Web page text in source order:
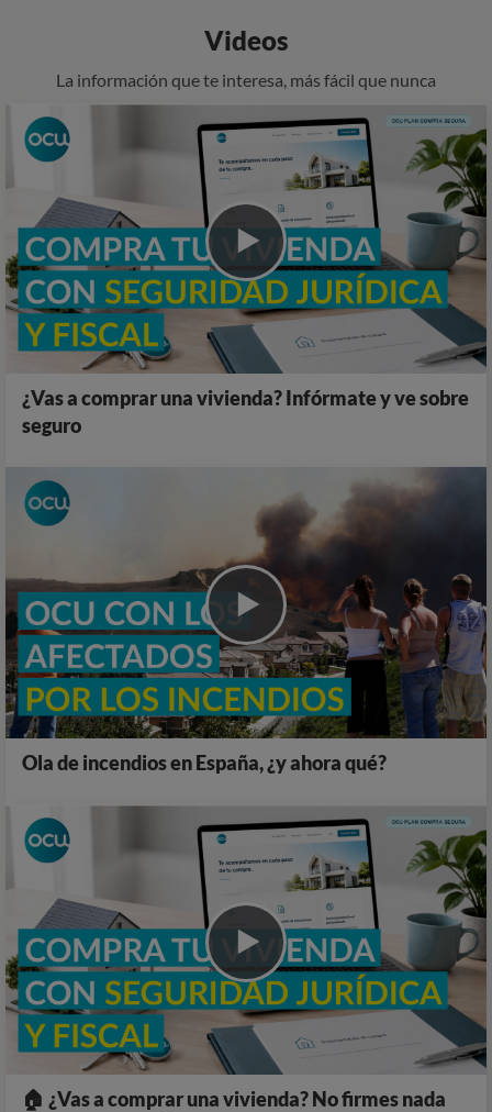
Videos
La información que te interesa, más fácil que nunca
¿Vas a comprar una vivienda? Infórmate y ve sobre
seguro
Ola de incendios en España, ¿y ahora qué?
🏠 ¿Vas a comprar una vivienda? No firmes nada